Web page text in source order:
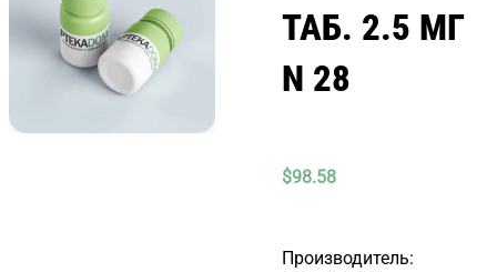
ТАБ. 2.5 МГ
N 28
$98.58
Производитель: